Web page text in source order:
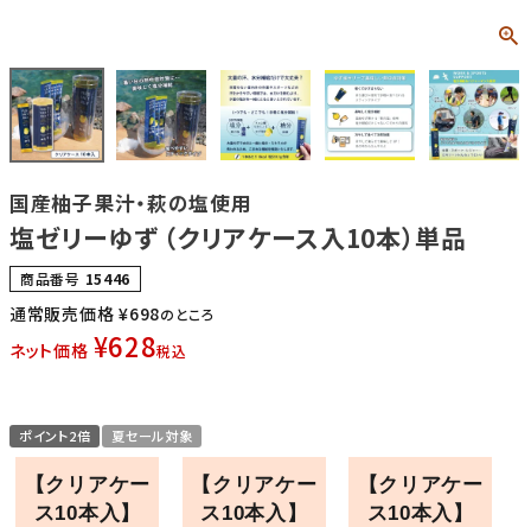
国産柚子果汁・萩の塩使用
塩ゼリーゆず （クリアケース入10本）単品
商品番号 15446
通常販売価格 ¥698のところ
ネット価格 ¥628税込
ポイント2倍 夏セール対象
【クリアケー
ス10本入】
【クリアケー
ス10本入】
【クリアケー
ス10本入】